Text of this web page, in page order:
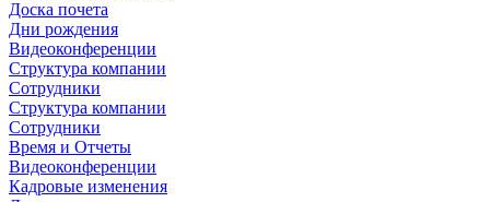
Доска почета
Дни рождения
Видеоконференции
Структура компании
Сотрудники
Структура компании
Сотрудники
Время и Отчеты
Видеоконференции
Кадровые изменения